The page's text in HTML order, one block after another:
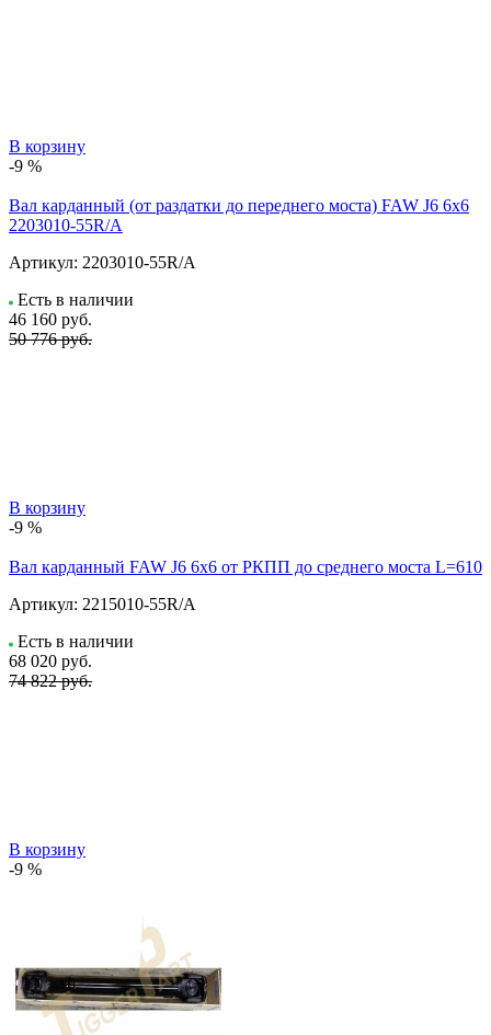
В корзину
-9 %
Вал карданный (от раздатки до переднего моста) FAW J6 6x6
2203010-55R/A
Артикул: 2203010-55R/A
Есть в наличии
46 160 руб.
50 776 руб.
В корзину
-9 %
Вал карданный FAW J6 6х6 от РКПП до среднего моста L=610
Артикул: 2215010-55R/A
Есть в наличии
68 020 руб.
74 822 руб.
В корзину
-9 %